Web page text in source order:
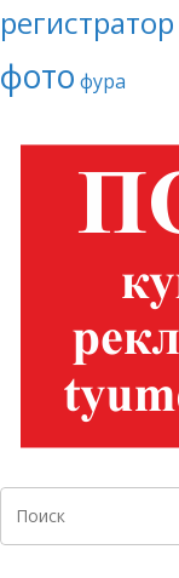
регистратор
фото фура